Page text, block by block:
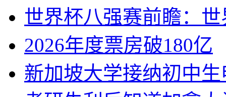
世界杯八强赛前瞻：
2026年度票房破180亿
新加坡大学接纳初中